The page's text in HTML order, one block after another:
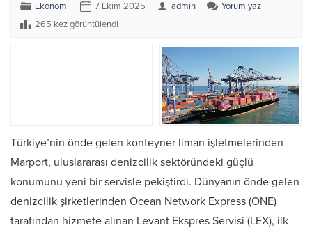
Ekonomi 7 Ekim 2025 admin
Yorum yaz
265 kez görüntülendi
Türkiye’nin önde gelen konteyner liman işletmelerinden
Marport, uluslararası denizcilik sektöründeki güçlü
konumunu yeni bir servisle pekiştirdi. Dünyanın önde gelen
denizcilik şirketlerinden Ocean Network Express (ONE)
tarafından hizmete alınan Levant Ekspres Servisi (LEX), ilk